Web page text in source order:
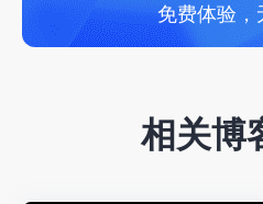
免费体验，
相关博